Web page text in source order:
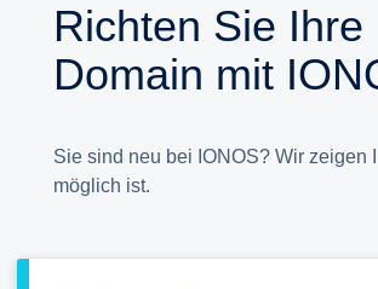
Richten Sie Ihre
Domain mit
Sie sind neu bei IONOS? Wir zeigen
möglich ist.